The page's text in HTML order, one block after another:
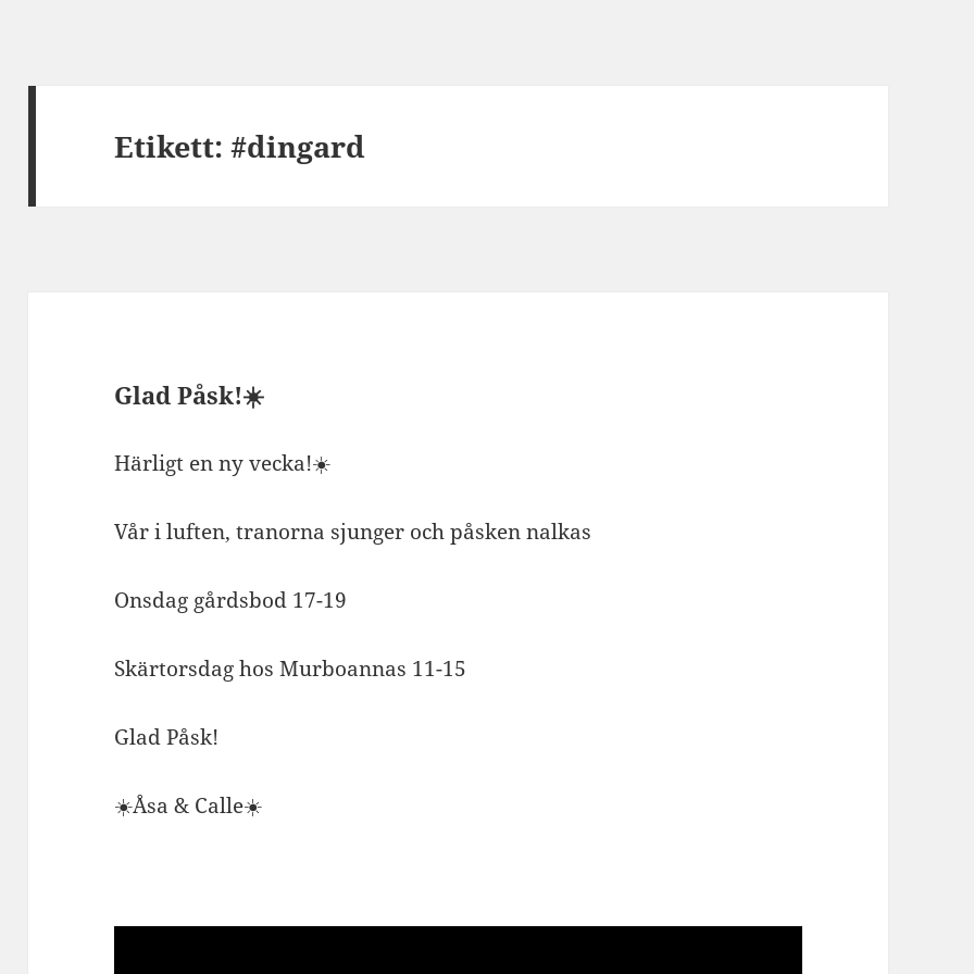
Etikett:#dingard
Glad Påsk!☀️
Härligt en ny vecka!☀️
Vår i luften, tranorna sjunger och påsken nalkas
Onsdag gårdsbod 17-19
Skärtorsdag hos Murboannas 11-15
Glad Påsk!
☀️Åsa & Calle☀️